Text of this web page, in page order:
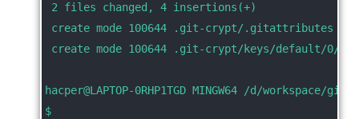
2 files changed, 4 insertions(+)
create mode 100644 .git-crypt/.gitattributes
create mode 100644 .git-crypt/keys/default/0/
hacper@LAPTOP-0RHP1TGD MINGW64 /d/workspace/
$